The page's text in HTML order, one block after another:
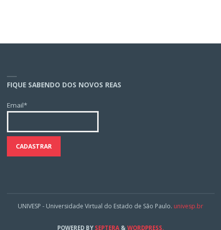
FIQUE SABENDO DOS NOVOS REAS
Email*
UNIVESP - Universidade Virtual do Estado de São Paulo. univesp.br
POWERED BYSEPTERA & WORDPRESS.